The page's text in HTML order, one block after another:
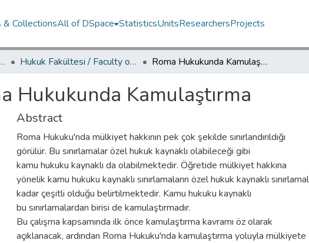
& CollectionsAll of DSpace StatisticsUnitsResearchersProjects
of Law Hukuk Fakültesi / Faculty of Law Roma Hukukunda Kamulaştırma
Hukukunda Kamulaştırma
Abstract
Roma Hukuku'nda mülkiyet hakkının pek çok şekilde sınırlandırıldığı
görülür. Bu sınırlamalar özel hukuk kaynaklı olabileceği gibi
kamu hukuku kaynaklı da olabilmektedir. Öğretide mülkiyet hakkına
yönelik kamu hukuku kaynaklı sınırlamaların özel hukuk kaynaklı
kadar çeşitli olduğu belirtilmektedir. Kamu hukuku kaynaklı
bu sınırlamalardan birisi de kamulaştırmadır.
Bu çalışma kapsamında ilk önce kamulaştırma kavramı öz olarak
açıklanacak, ardından Roma Hukuku'nda kamulaştırma yoluyla mülkiyete